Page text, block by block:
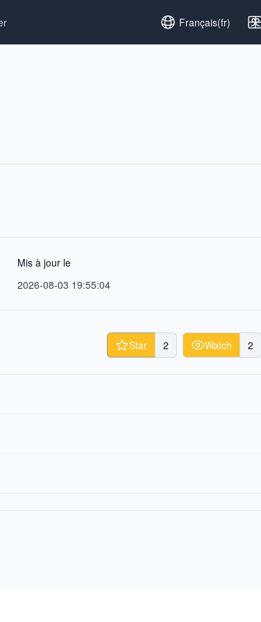
Set language
Français(fr)
Mis à jour le
2026-08-03 19:55:04
Star 2 Watch 2